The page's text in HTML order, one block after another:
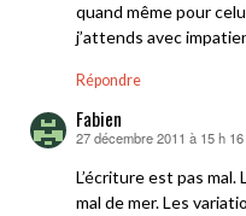
quand même pour
j’attends avec
Répondre
Fabien
dit :
27 décembre 2011 à 15 h
L’écriture est pas
mal de mer. Les